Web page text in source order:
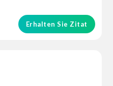
Erhalten Sie Zitat